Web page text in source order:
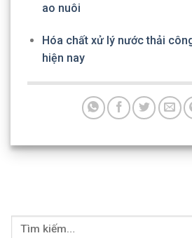
ao nuôi
Hóa chất xử lý nước thải
hiện nay